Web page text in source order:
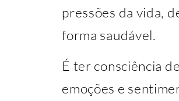
pressões da vida,
forma saudável.
É ter consciência
emoções e